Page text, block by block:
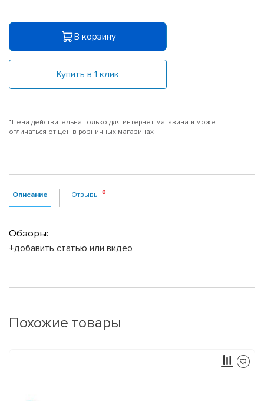
В корзину
Купить в 1 клик
*Цена действительна только для интернет-магазина и может
отличаться от цен в розничных магазинах
Описание Отзывы
Обзоры:
+добавить статью или видео
Похожие товары